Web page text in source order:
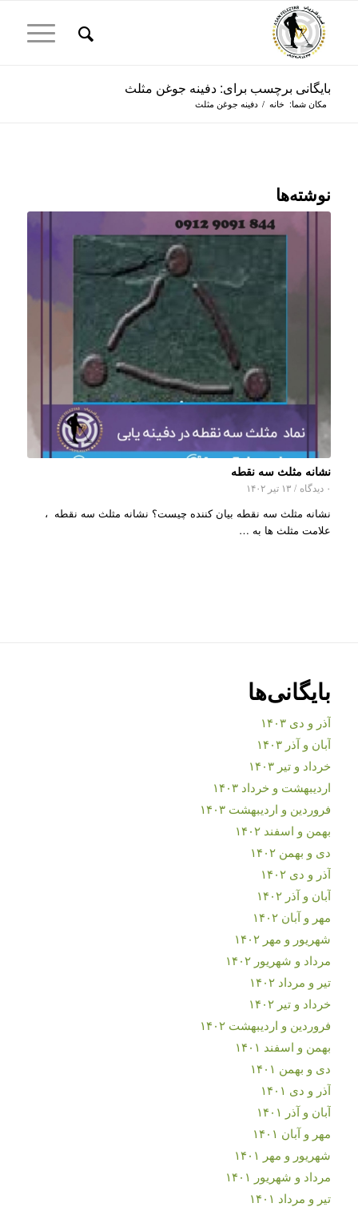
بایگانی برچسب برای: دفینه جوغن مثلث
مکان شما: خانه / دفینه جوغن مثلث
نوشته‌ها
نشانه مثلث سه نقطه
۰ دیدگاه / ۱۳ تیر ۱۴۰۲
نشانه مثلث سه نقطه بیان کننده چیست؟ نشانه مثلث سه نقطه ،
علامت مثلث ها به …
بایگانی‌ها
آذر و دی ۱۴۰۳
آبان و آذر ۱۴۰۳
خرداد و تیر ۱۴۰۳
اردیبهشت و خرداد ۱۴۰۳
فروردین و اردیبهشت ۱۴۰۳
بهمن و اسفند ۱۴۰۲
دی و بهمن ۱۴۰۲
آذر و دی ۱۴۰۲
آبان و آذر ۱۴۰۲
مهر و آبان ۱۴۰۲
شهریور و مهر ۱۴۰۲
مرداد و شهریور ۱۴۰۲
تیر و مرداد ۱۴۰۲
خرداد و تیر ۱۴۰۲
فروردین و اردیبهشت ۱۴۰۲
بهمن و اسفند ۱۴۰۱
دی و بهمن ۱۴۰۱
آذر و دی ۱۴۰۱
آبان و آذر ۱۴۰۱
مهر و آبان ۱۴۰۱
شهریور و مهر ۱۴۰۱
مرداد و شهریور ۱۴۰۱
تیر و مرداد ۱۴۰۱